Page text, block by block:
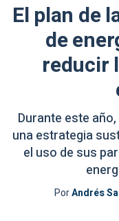
El plan de
de
reducir
Durante este
una estrategia
el uso de sus
PorAndrés